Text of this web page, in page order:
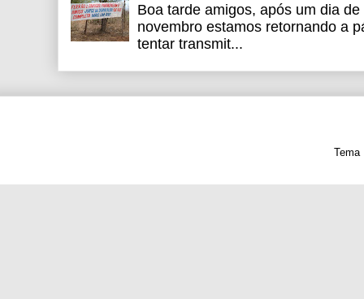
Boa tarde amigos, após um dia
novembro estamos retornando a
tentar transmit...